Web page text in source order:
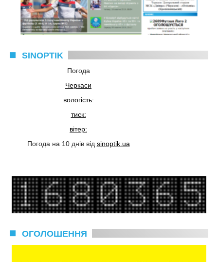
SINOPTIK
Погода
Черкаси
вологість:
тиск:
вітер:
Погода на 10 днів від sinoptik.ua
ОГОЛОШЕННЯ